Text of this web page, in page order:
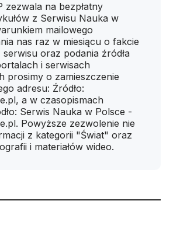
zezwala na bezpłatny
z Serwisu Nauka w
mailowego
nas raz w miesiącu o fakcie
oraz podania źródła
i serwisach
prosimy o zamieszczenie
adresu: Źródło:
a w czasopismach
Serwis Nauka w Polsce -
Powyższe zezwolenie nie
z kategorii "Świat" oraz
i materiałów wideo.